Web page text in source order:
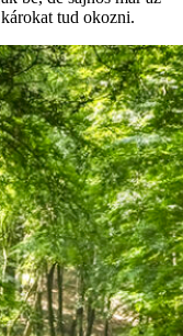
tud okozni.